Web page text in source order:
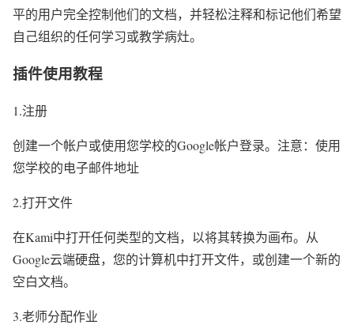
平的用户完全控制他们的文档，并轻松注释和标记他们希望
自己组织的任何学习或教学病灶。
插件使用教程
1.注册
创建一个帐户或使用您学校的Google帐户登录。注意：使用
您学校的电子邮件地址
2.打开文件
在Kami中打开任何类型的文档，以将其转换为画布。从
Google云端硬盘，您的计算机中打开文件，或创建一个新的
空白文档。
3.老师分配作业